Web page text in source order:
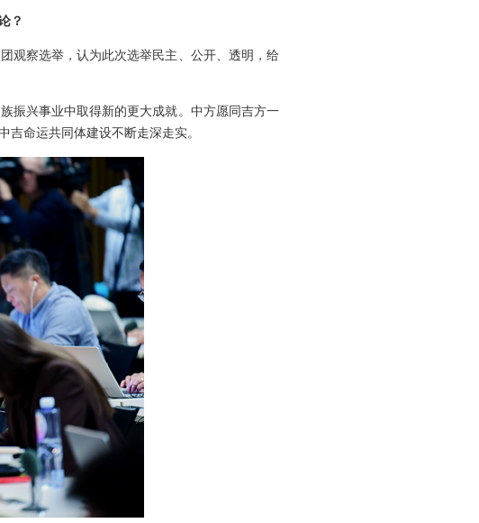
？
观察选举，认为此次选举民主、公开、透明，给
振兴事业中取得新的更大成就。中方愿同吉方一
命运共同体建设不断走深走实。